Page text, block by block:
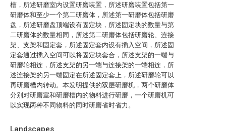
槽，所述研磨室内设置研磨装置，所述研磨装置包括第一
研磨体和至少一个第二研磨体，所述第一研磨体包括研磨
盘，所述研磨盘顶端设有固定块，所述固定块的数量与第
二研磨体的数量相同，所述第二研磨体包括研磨轮、连接
架、支架和固定套，所述固定套内设有插入空间，所述固
定套通过插入空间可以将固定块套合，所述支架的一端与
研磨轮相连，所述支架的另一端与连接架的一端相连，所
述连接架的另一端固定在所述固定套上，所述研磨轮可以
再研磨槽内转动。本发明提供的双层研磨机，两个研磨体
分别对研磨室和研磨槽内的物料进行研磨，一个研磨机可
以实现两种不同物料的同时研磨省时省力。
Landscapes